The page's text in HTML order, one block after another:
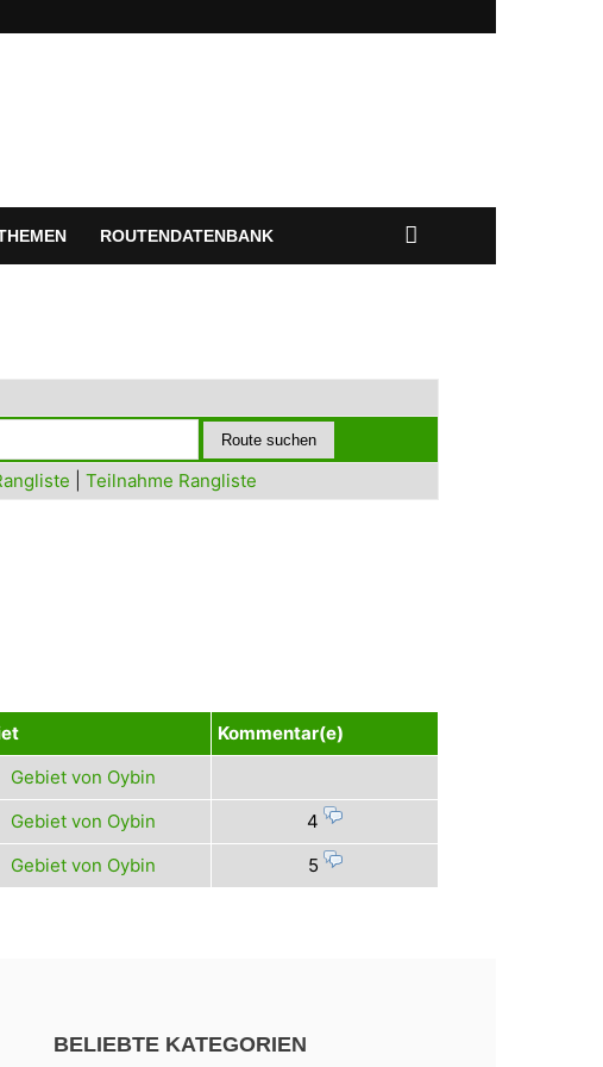
ROUTENDATENBANK
Teilnahme Rangliste
Kommentar(e)
Gebiet von Oybin
Gebiet von Oybin
4
Gebiet von Oybin 5
BELIEBTE KATEGORIEN